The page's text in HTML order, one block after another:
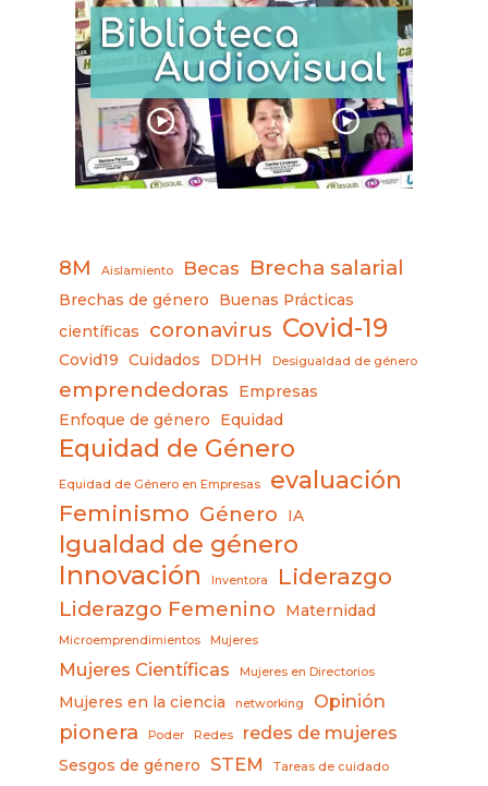
8M Aislamiento Becas Brecha salarial
Brechas de género
Buenas Prácticas
científicas
coronavirus Covid-19
Covid19 Cuidados DDHH Desigualdad de género
emprendedoras
Empresas
Enfoque de género
Equidad
Equidad de Género
Equidad de Género en Empresas evaluación
Feminismo Género IA
Igualdad de género
Innovación Inventora Liderazgo
Liderazgo Femenino Maternidad
Microemprendimientos Mujeres
Mujeres Científicas Mujeres en Directorios
Mujeres en la ciencia networking Opinión
pionera Poder Redes redes de mujeres
Sesgos de género STEM Tareas de cuidado